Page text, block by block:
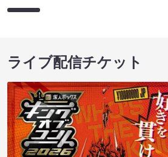
ライブ配信チケット